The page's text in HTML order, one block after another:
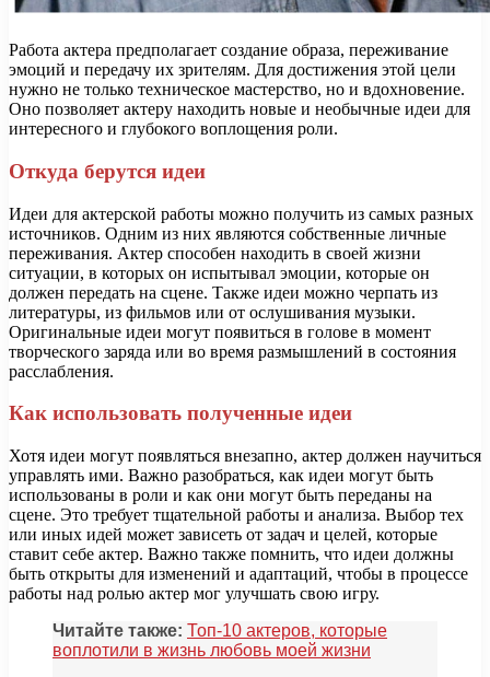
Работа актера предполагает создание образа, переживание
эмоций и передачу их зрителям. Для достижения этой цели
нужно не только техническое мастерство, но и вдохновение.
Оно позволяет актеру находить новые и необычные идеи для
интересного и глубокого воплощения роли.
Откуда берутся идеи
Идеи для актерской работы можно получить из самых разных
источников. Одним из них являются собственные личные
переживания. Актер способен находить в своей жизни
ситуации, в которых он испытывал эмоции, которые он
должен передать на сцене. Также идеи можно черпать из
литературы, из фильмов или от ослушивания музыки.
Оригинальные идеи могут появиться в голове в момент
творческого заряда или во время размышлений в состояния
расслабления.
Как использовать полученные идеи
Хотя идеи могут появляться внезапно, актер должен научиться
управлять ими. Важно разобраться, как идеи могут быть
использованы в роли и как они могут быть переданы на
сцене. Это требует тщательной работы и анализа. Выбор тех
или иных идей может зависеть от задач и целей, которые
ставит себе актер. Важно также помнить, что идеи должны
быть открыты для изменений и адаптаций, чтобы в процессе
работы над ролью актер мог улучшать свою игру.
Читайте также: Топ-10 актеров, которые
воплотили в жизнь любовь моей жизни